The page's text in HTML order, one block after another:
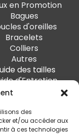
des
et/ou accéder aux
à ces technologies
en Promotion
Bagues
d'oreilles
Bracelets
Colliers
Autres
des tailles
d'Entretien